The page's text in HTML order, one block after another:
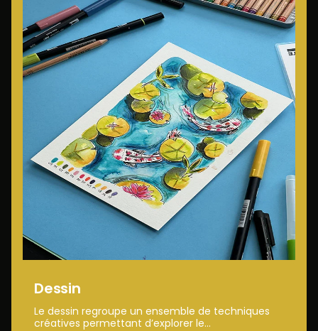
Dessin
Le dessin regroupe un ensemble de techniques
créatives permettant d’explorer le...